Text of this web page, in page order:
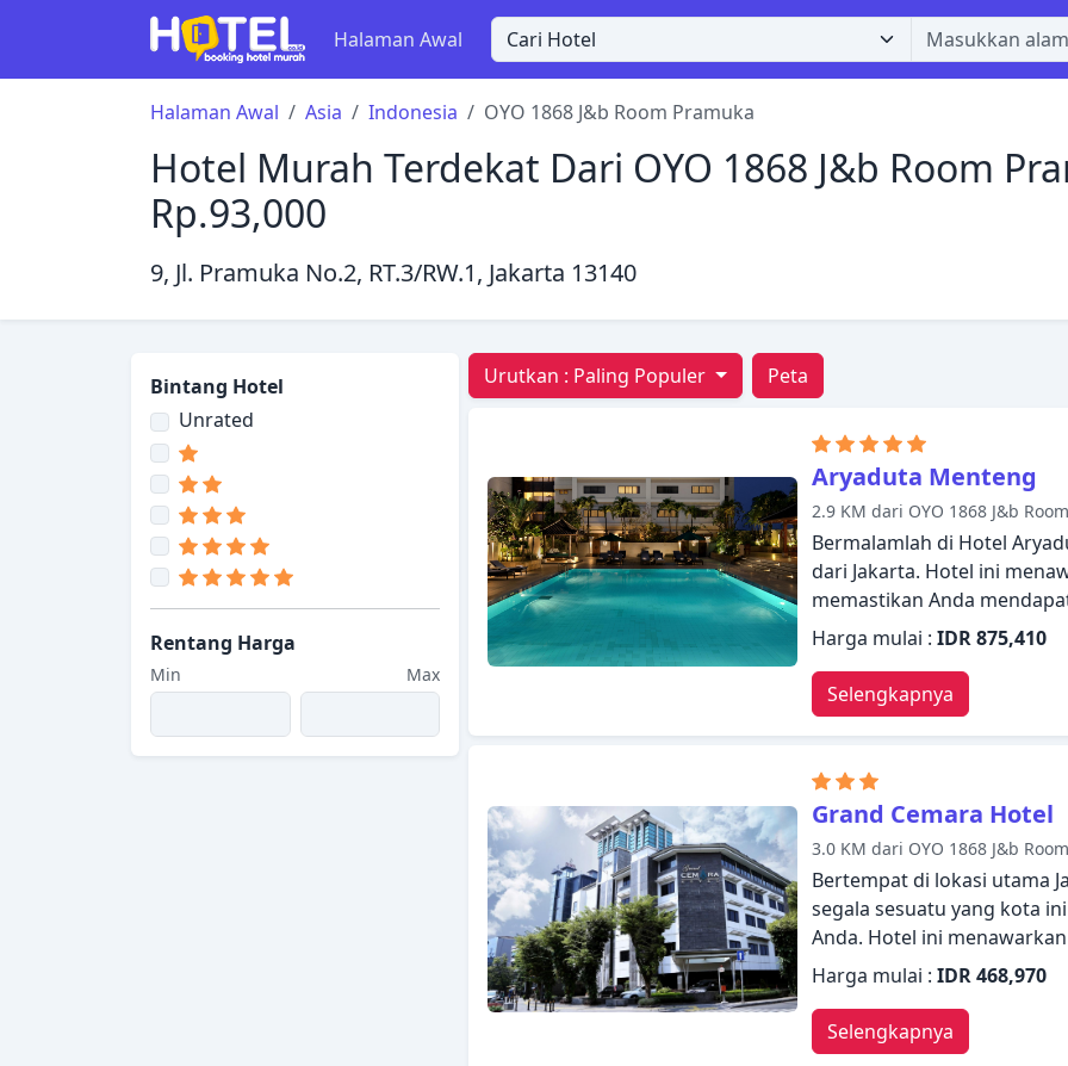
Halaman Awal
Halaman Awal Asia Indonesia OYO 1868 J&b Room Pramuka
Hotel Murah Terdekat Dari OYO 1868 J&b Room
Rp.93,000
9, Jl. Pramuka No.2, RT.3/RW.1, Jakarta 13140
Bintang Hotel
Unrated
Rentang Harga
Min Max
Urutkan : Paling Populer Peta
Aryaduta Menteng
2.9 KM dari OYO 1868 J&b
Bermalamlah di Hotel
dari Jakarta. Hotel ini
memastikan Anda
kamar 24 jam, WiFi gratis di
serbaguna, layanan
tamu. Ruang penyimpanan
rak pakaian dapat
rekreasi di hotel, termasuk
luar ruangan, spa, pijat,
dengan nyaman. Dengan
Aryaduta Jakarta memenuhi
Harga mulai :IDR 875,410
Selengkapnya
Grand Cemara Hotel
3.0 KM dari OYO 1868 J&b
Bertempat di lokasi utama
segala sesuatu yang kota
Anda. Hotel ini
dirancang untuk
para tamu. Manfaatkan
mesin fax, fotokopi, mesin
Beberapa kamar dirancang
Harga mulai :IDR 468,970
Selengkapnya